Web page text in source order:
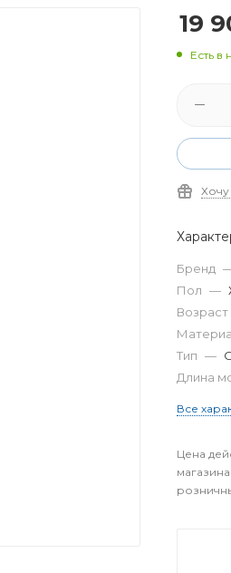
19
Есть в
Бренд
Пол —
Возраст
Тип —
Длина
Все
Цена